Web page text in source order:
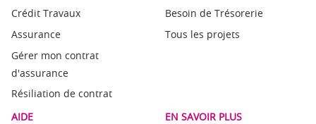
Crédit Travaux
Assurance
Gérer mon contrat
d'assurance
Résiliation de contrat
Besoin de Trésorerie
Tous les projets
AIDE
EN SAVOIR PLUS